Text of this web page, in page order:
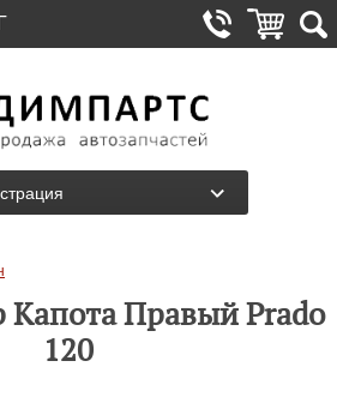
Капота Правый Prado
120